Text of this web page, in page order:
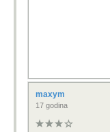
maxym
17 godina